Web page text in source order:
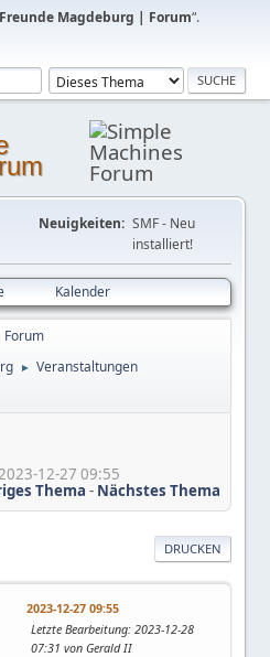
Freunde Magdeburg | Forum“.
Neuigkeiten: SMF - Neu
installiert!
Kalender
Forum
► Veranstaltungen
12-27 09:55
Thema - Nächstes Thema
DRUCKEN
2023-12-27 09:55
Letzte Bearbeitung: 2023-12-28
07:31 von Gerald II